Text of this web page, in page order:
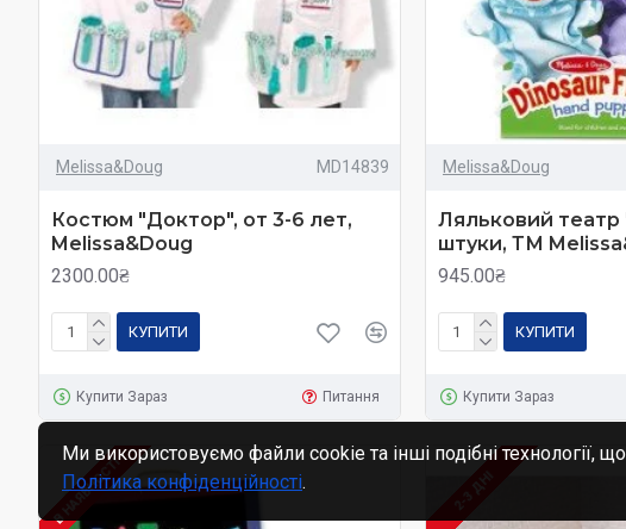
Melissa&Doug MD14839
Костюм "Доктор", от 3-6 лет,
Melissa&Doug
2300.00₴
КУПИТИ
Купити Зараз Питання
Melissa&Doug
Ляльковий
штуки, ТМ
945.00₴
КУПИТИ
Купити Зараз
В НАЯВНОСТІ 2-3 ДНІ
Ми використовуємо файли cookie та інші подібні технології,
Політика конфіденційності.